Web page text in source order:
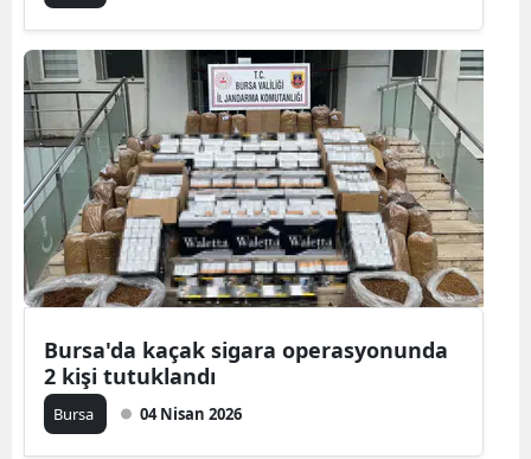
Kırıkkale
Batman
Şırnak
Bartın
Ardahan
Iğdır
Bursa'da kaçak sigara operasyonunda
2 kişi tutuklandı
Bursa 04 Nisan 2026